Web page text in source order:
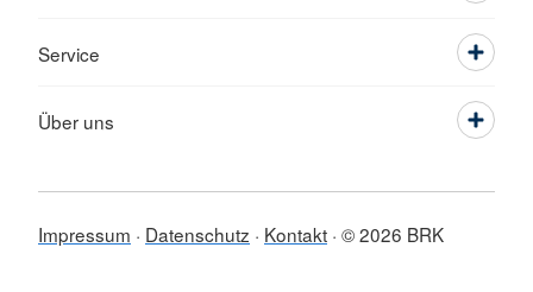
Service
Über uns
Impressum Datenschutz Kontakt © 2026 BRK